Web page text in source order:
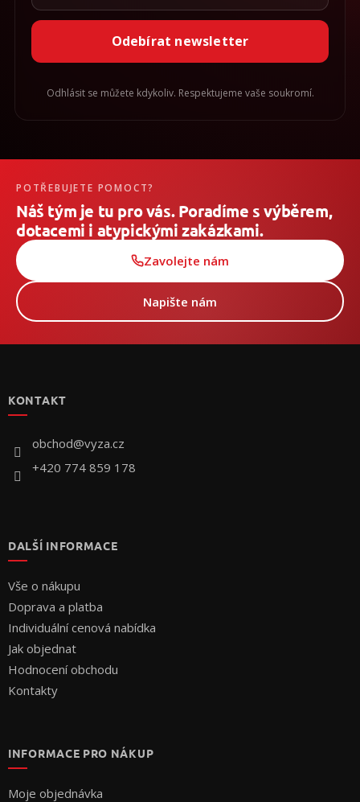
Odebírat newsletter
Odhlásit se můžete kdykoliv. Respektujeme vaše soukromí.
POTŘEBUJETE POMOCT?
Náš tým je tu pro vás. Poradíme s výběrem,
dotacemi i atypickými zakázkami.
Zavolejte nám
Napište nám
KONTAKT
obchod@vyza.cz
+420 774 859 178
DALŠÍ INFORMACE
Vše o nákupu
Doprava a platba
Individuální cenová nabídka
Jak objednat
Hodnocení obchodu
Kontakty
INFORMACE PRO NÁKUP
Moje objednávka